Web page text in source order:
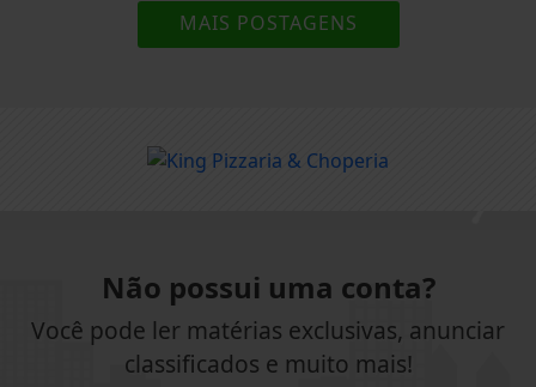
MAIS POSTAGENS
Não possui uma conta?
Você pode ler matérias exclusivas, anunciar
classificados e muito mais!